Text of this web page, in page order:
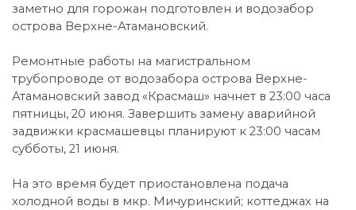
заметно для горожан подготовлен и водозабор
острова Верхне-Атамановский.
Ремонтные работы на магистральном
трубопроводе от водозабора острова Верхне-
Атамановский завод «Красмаш» начнет в 23:00 часа
пятницы, 20 июня. Завершить замену аварийной
задвижки красмашевцы планируют к 23:00 часам
субботы, 21 июня.
На это время будет приостановлена подача
холодной воды в мкр. Мичуринский; коттеджах на